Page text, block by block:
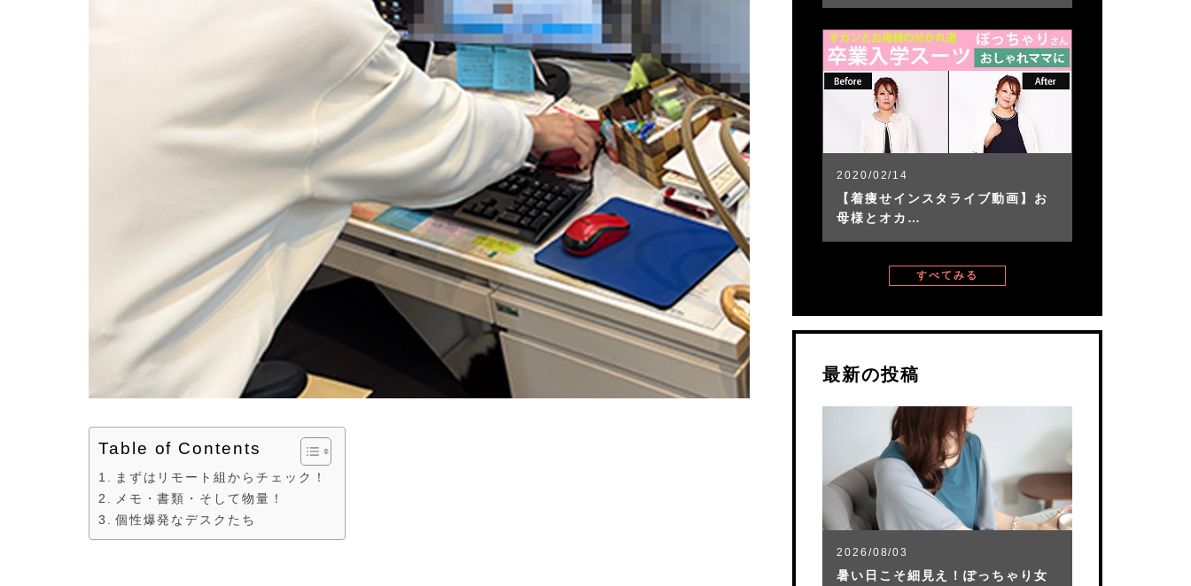
Table of Contents
まずはリモート組からチェック！
メモ・書類・そして物量！
個性爆発なデスクたち
2020/02/14
【着痩せインスタライブ動画】お
母様とオカ…
すべてみる
最新の投稿
2026/08/03
暑い日こそ細見え！ぽっちゃり女